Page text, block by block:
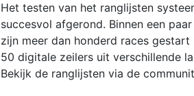
Het testen van het ranglijsten
succesvol afgerond. Binnen een
zijn meer dan honderd races gestart
50 digitale zeilers uit verschillende
Bekijk de ranglijsten via de